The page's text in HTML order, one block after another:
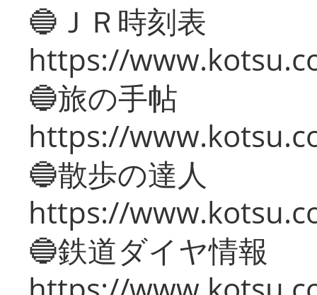
🔵ＪＲ時刻表
https://
🔵旅の手帖
https://
🔵散歩の達人
https://
🔵鉄道ダイヤ情報